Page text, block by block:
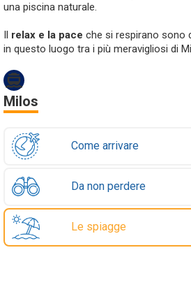
una piscina naturale.
Il relax e la pace che si respirano sono
in questo luogo tra i più meravigliosi di
Milos
Come arrivare
Da non perdere
Le spiagge